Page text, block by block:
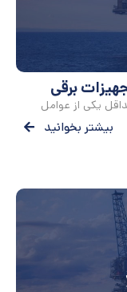
برقی
یکی از عوامل
بیشتر بخوانید